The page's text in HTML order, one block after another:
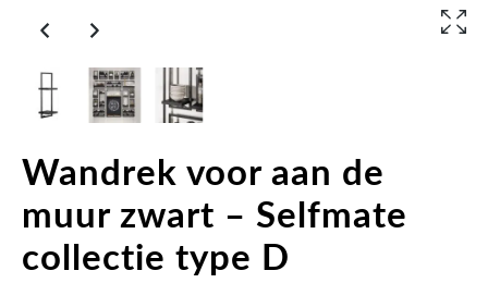
Wandrek voor aan de
muur zwart – Selfmate
collectie type D